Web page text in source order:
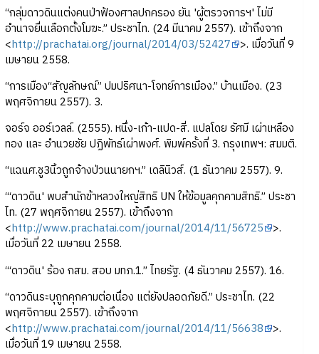
“กลุ่มดาวดินแต่งคนป่าฟ้องศาลปกครอง ยัน 'ผู้ตรวจการฯ' ไม่มี
อำนาจยื่นเลือกตั้งโมฆะ.” ประชาไท. (24 มีนาคม 2557). เข้าถึงจาก
<http://prachatai.org/journal/2014/03/52427 >. เมื่อวันที่ 9
เมษายน 2558.
“การเมือง“สัญลักษณ์” ปมปริศนา-โจทย์การเมือง.” บ้านเมือง. (23
พฤศจิกายน 2557). 3.
จอร์จ ออร์เวลล์. (2555). หนึ่ง-เก้า-แปด-สี่. แปลโดย รัศมี เผ่าเหลือง
ทอง และ อำนวยชัย ปฏิพัทธ์เผ่าพงศ์. พิมพ์ครั้งที่ 3. กรุงเทพฯ: สมมติ.
“แฉนศ.ชู3นิ้วถูกจ้างป่วนนายกฯ.” เดลินิวส์. (1 ธันวาคม 2557). 9.
“‘ดาวดิน' พบสำนักข้าหลวงใหญ่สิทธิ UN ให้ข้อมูลคุกคามสิทธิ.” ประชา
ไท. (27 พฤศจิกายน 2557). เข้าถึงจาก
<http://www.prachatai.com/journal/2014/11/56725 >.
เมื่อวันที่ 22 เมษายน 2558.
“‘ดาวดิน' ร้อง กสม. สอบ มทภ.1.” ไทยรัฐ. (4 ธันวาคม 2557). 16.
“ดาวดินระบุถูกคุกคามต่อเนื่อง แต่ยังปลอดภัยดี.” ประชาไท. (22
พฤศจิกายน 2557). เข้าถึงจาก
<http://www.prachatai.com/journal/2014/11/56638 >.
เมื่อวันที่ 19 เมษายน 2558.